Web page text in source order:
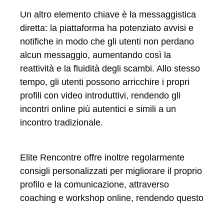
Un altro elemento chiave è la messaggistica
diretta: la piattaforma ha potenziato avvisi e
notifiche in modo che gli utenti non perdano
alcun messaggio, aumentando così la
reattività e la fluidità degli scambi. Allo stesso
tempo, gli utenti possono arricchire i propri
profili con video introduttivi, rendendo gli
incontri online più autentici e simili a un
incontro tradizionale.
Elite Rencontre offre inoltre regolarmente
consigli personalizzati per migliorare il proprio
profilo e la comunicazione, attraverso
coaching e workshop online, rendendo questo